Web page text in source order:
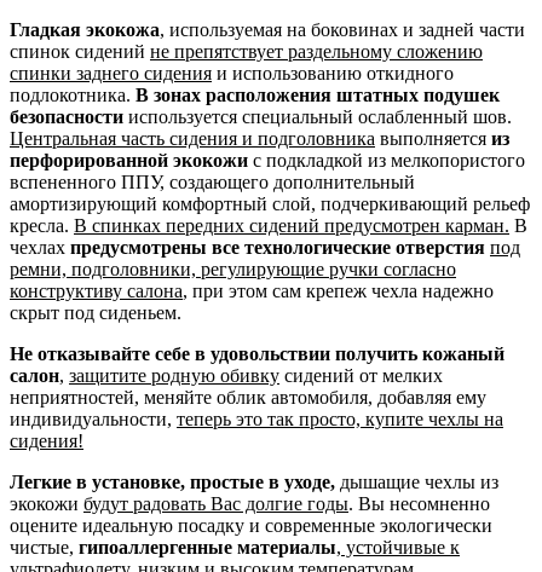
Гладкая экокожа, используемая на боковинах и задней части
спинок сидений не препятствует раздельному сложению
спинки заднего сидения и использованию откидного
подлокотника. В зонах расположения штатных подушек
безопасности используется специальный ослабленный шов.
Центральная часть сидения и подголовника выполняется из
перфорированной экокожи с подкладкой из мелкопористого
вспененного ППУ, создающего дополнительный
амортизирующий комфортный слой, подчеркивающий рельеф
кресла. В спинках передних сидений предусмотрен карман. В
чехлах предусмотрены все технологические отверстия под
ремни, подголовники, регулирующие ручки согласно
конструктиву салона, при этом сам крепеж чехла надежно
скрыт под сиденьем.
Не отказывайте себе в удовольствии получить кожаный
салон, защитите родную обивку сидений от мелких
неприятностей, меняйте облик автомобиля, добавляя ему
индивидуальности, теперь это так просто, купите чехлы на
сидения!
Легкие в установке, простые в уходе, дышащие чехлы из
экокожи будут радовать Вас долгие годы. Вы несомненно
оцените идеальную посадку и современные экологически
чистые, гипоаллергенные материалы, устойчивые к